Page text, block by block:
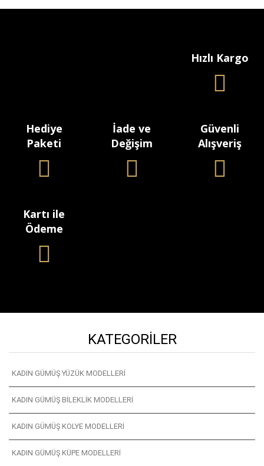
Hızlı Kargo
Hediye
Paketi
İade ve
Değişim
Güvenli
Alışveriş
Kartı ile
Ödeme
KATEGORILER
KADIN GÜMÜŞ YÜZÜK MODELLERI
KADIN GÜMÜŞ BILEKLIK MODELLERI
KADIN GÜMÜŞ KOLYE MODELLERI
KADIN GÜMÜŞ KÜPE MODELLERI